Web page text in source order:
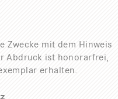
Zwecke mit dem Hinweis
Abdruck ist honorarfrei,
erhalten.